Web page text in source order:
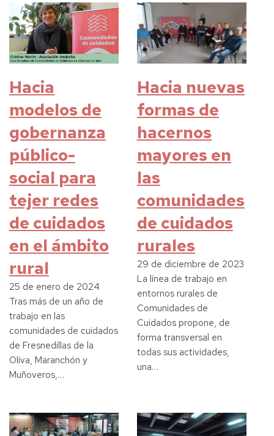
Hacia
modelos de
gobernanza
público-
social para
tejer redes
de cuidados
en el ámbito
rural
25 de enero de 2024
Tras más de un año de
trabajo en las
comunidades de cuidados
de Fresnedillas de la
Oliva, Maranchón y
Muñoveros,…
Hacia nuevas
formas de
hacernos
mayores en
las
comunidades
de cuidados
rurales
29 de diciembre de 2023
La línea de trabajo en
entornos rurales de
Comunidades de
Cuidados propone, de
forma transversal en
todas sus actividades,
una…